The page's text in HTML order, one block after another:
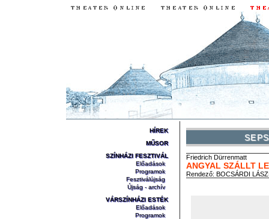
HÍREK
MŰSOR
SZÍNHÁZI FESZTIVÁL
Előadások
Programok
Fesztiválújság
Újság - archív
VÁRSZÍNHÁZI ESTÉK
Előadások
Programok
Friedrich Dürrenmatt
ANGYAL SZÁLLT
Rendező: BOCSÁRDI